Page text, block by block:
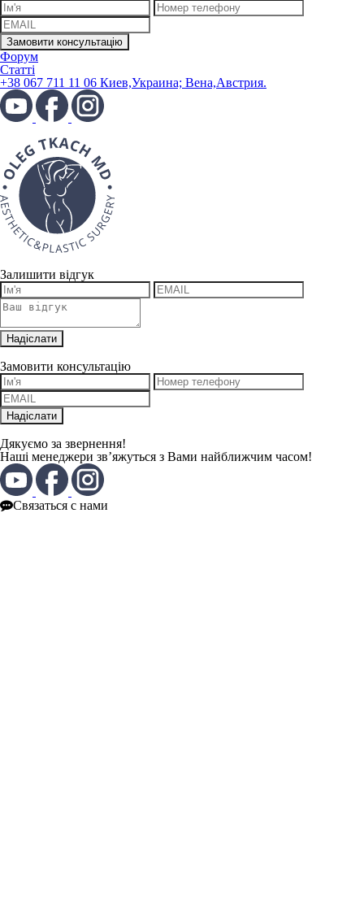
Форум
Статті
+38 067 711 11 06 Киев,Украина; Вена,Австрия.
Залишити відгук
Замовити консультацію
Дякуємо за звернення!
Наші менеджери зв’яжуться з Вами найближчим часом!
Связаться с нами